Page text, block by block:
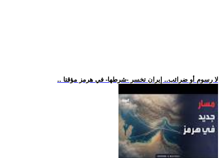
.. لا رسوم أو ضرائب.. إيران تخسر -شرطها- في هرمز مؤقتا